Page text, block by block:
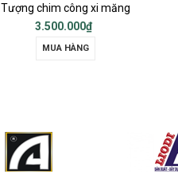
Tượng chim công xi măng
3.500.000₫
MUA HÀNG